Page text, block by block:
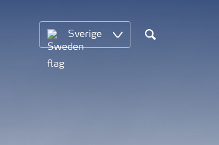
Sverige
Sök